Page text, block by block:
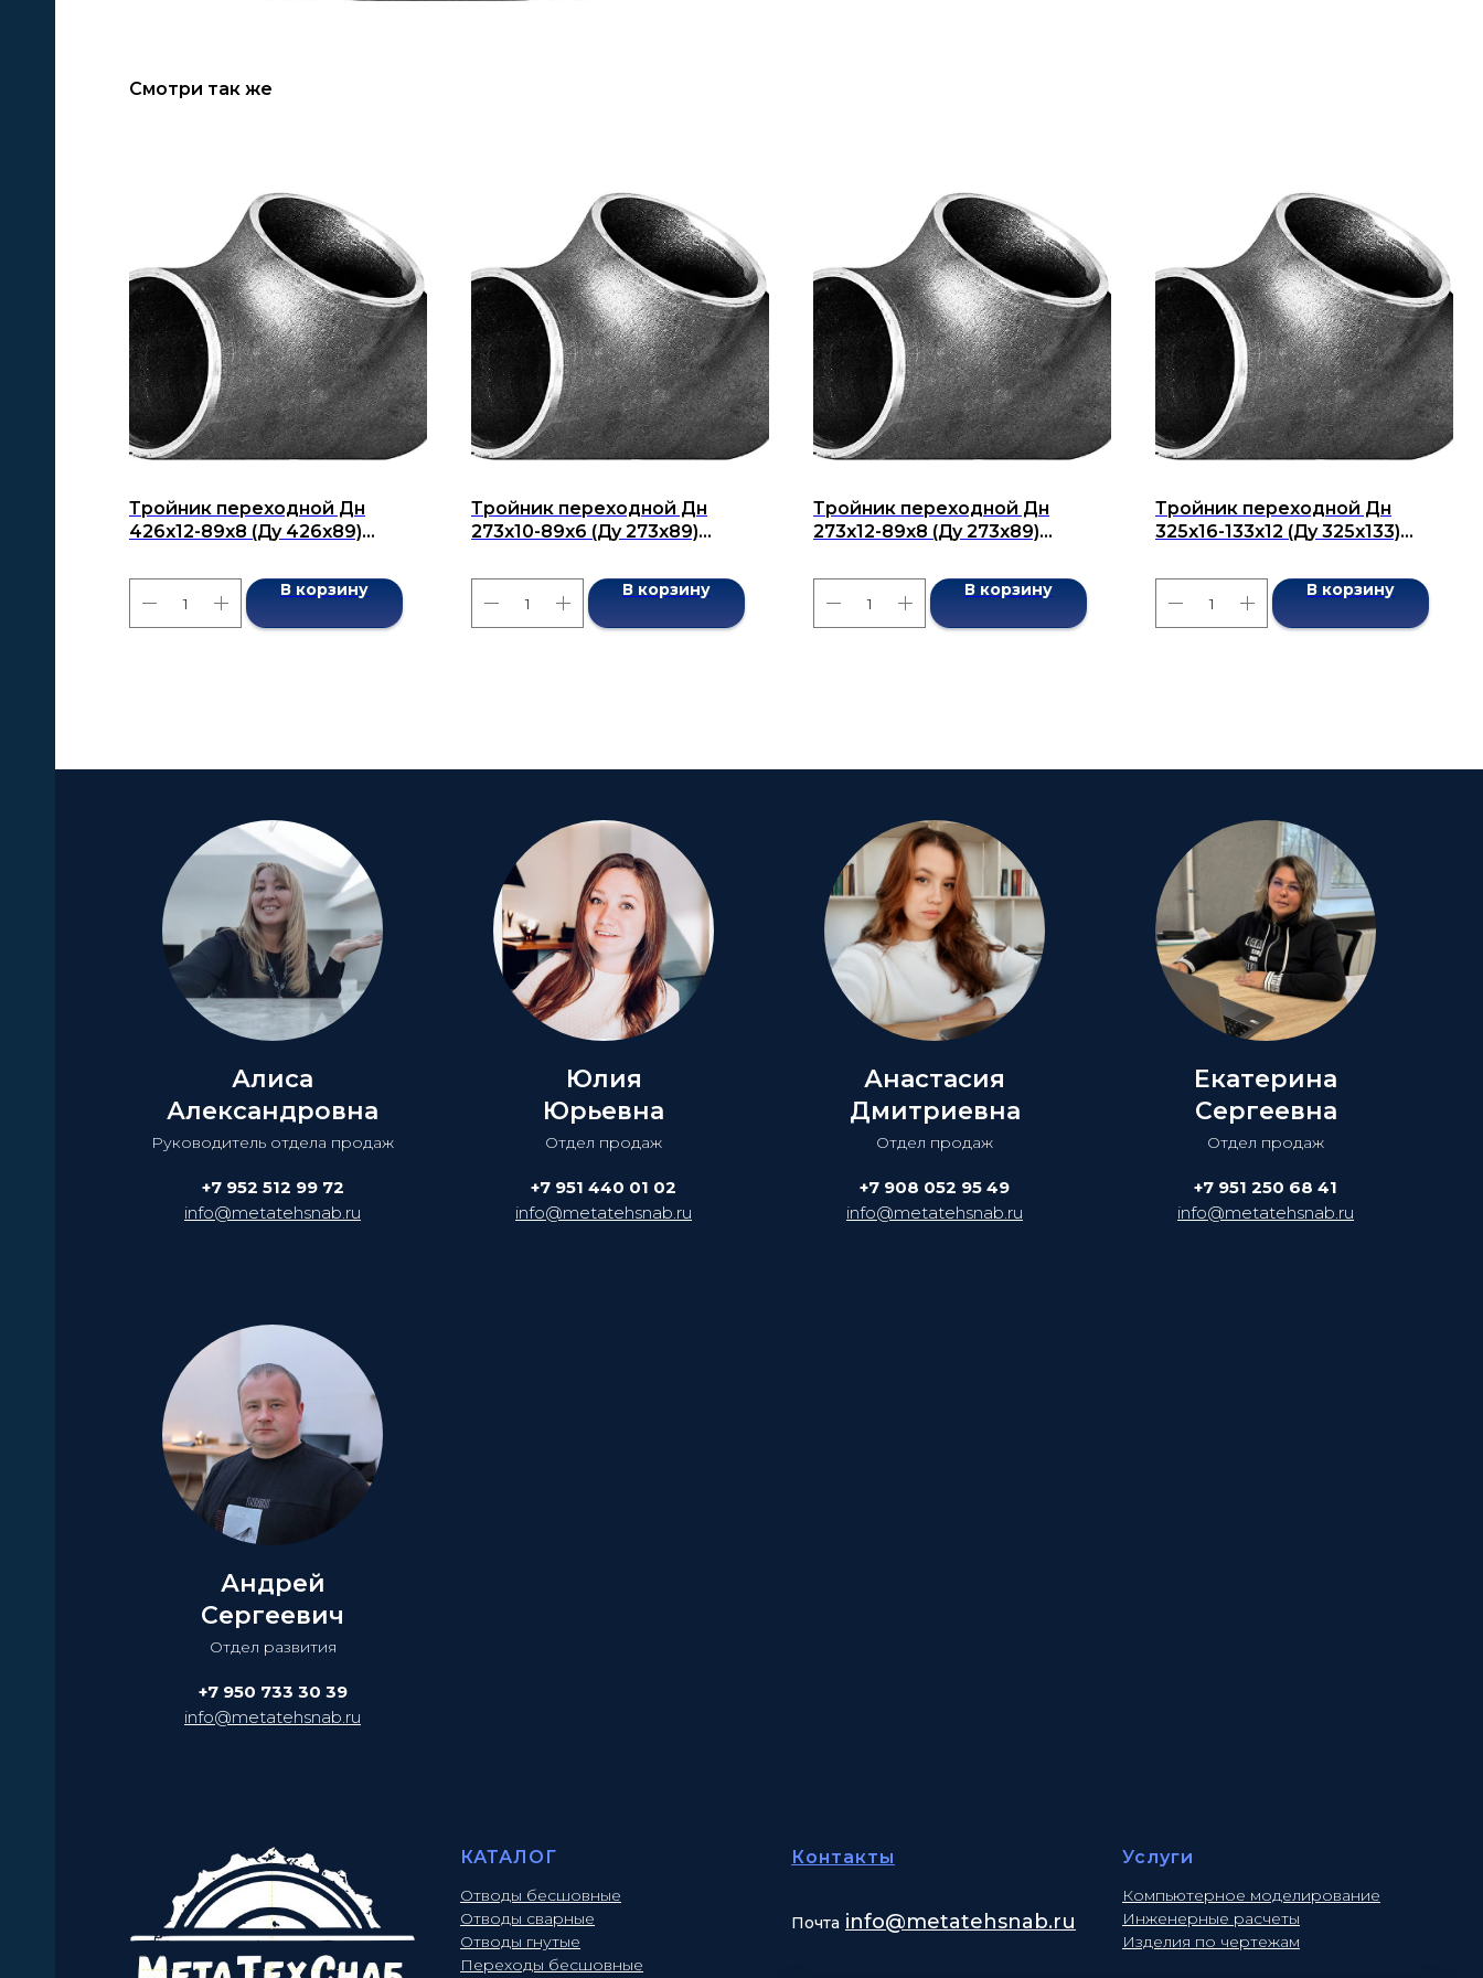
Смотри так же
Тройник переходной Дн
426х12-89х8 (Ду 426х89)
В корзину
Тройник переходной Дн
273х10-89х6 (Ду 273х89)
В корзину
Тройник переходной Дн
273x12-89x8 (Ду 273x89)
В корзину
Тройник переходной Дн
325x16-133х12 (Ду 325x133)
В корзину
Алиса
Александровна
Руководитель отдела продаж
+7 952 512 99 72
info@metatehsnab.ru
Юлия
Юрьевна
Отдел продаж
+7 951 440 01 02
info@metatehsnab.ru
Анастасия
Дмитриевна
Отдел продаж
+7 908 052 95 49
info@metatehsnab.ru
Екатерина
Сергеевна
Отдел продаж
+7 951 250 68 41
info@metatehsnab.ru
Андрей
Сергеевич
Отдел развития
+7 950 733 30 39
info@metatehsnab.ru
КАТАЛОГ
Отводы бесшовные
Отводы сварные
Отводы гнутые
Переходы бесшовные
Контакты
Почта info@metatehsnab.ru
Услуги
Компьютерное моделирование
Инженерные расчеты
Изделия по чертежам